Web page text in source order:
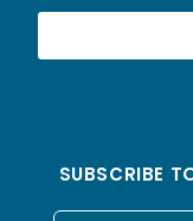
SUBSCRIBE